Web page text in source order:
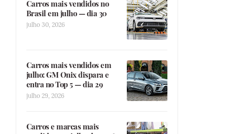
Carros mais vendidos no
Brasil em julho — dia 30
julho 30, 2026
Carros mais vendidos em
julho: GM Onix dispara e
entra no Top 5 — dia 29
julho 29, 2026
Carros e marcas mais